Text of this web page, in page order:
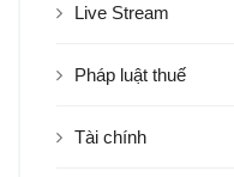
Live Stream
Pháp luật thuế
Tài chính